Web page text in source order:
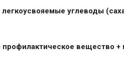
углеводы
вещество